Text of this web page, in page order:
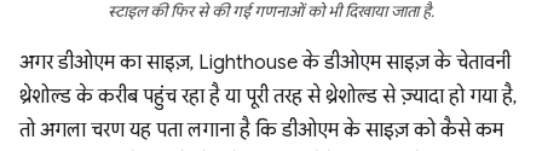
स्टाइल की फिर से की गई गणनाओं को भी दिखाया जाता है.
अगर डीओएम का साइज़, Lighthouse के डीओएम साइज़ के चेतावनी
थ्रेशोल्ड के करीब पहुंच रहा है या पूरी तरह से थ्रेशोल्ड से ज़्यादा हो गया है,
तो अगला चरण यह पता लगाना है कि डीओएम के साइज़ को कैसे कम